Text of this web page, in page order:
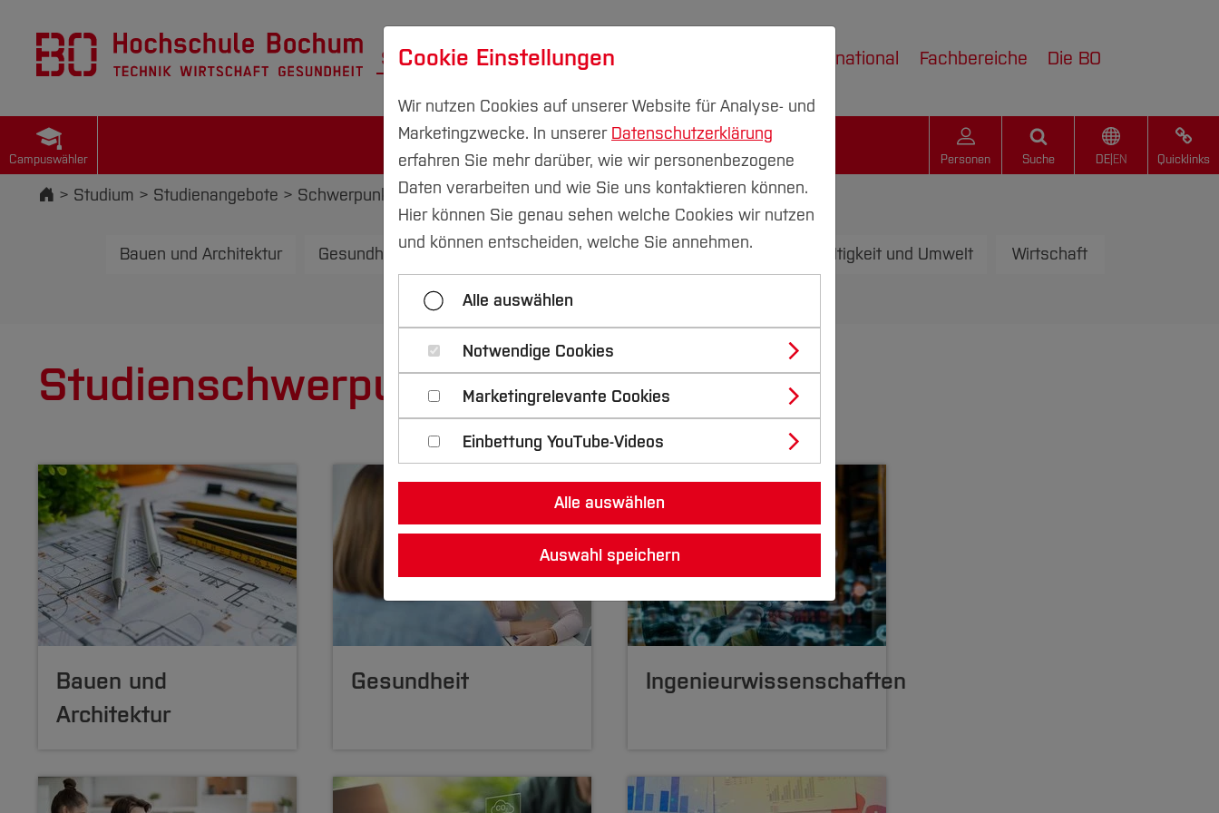
Studium Forschung & Transfer International Fachbereiche Die BO
Campuswähler Personen Suche DE| EN Quicklinks
Startseite
Studium Studienangebote Schwerpunkte
Bauen und Architektur Gesundheit Ingenieurwissenschaften Informatik Nachhaltigkeit und Umwelt Wirtschaft
Studienschwerpunkte
Bauen und
Architektur
Gesundheit Ingenieurwissenschaften
Cookie Einstellungen
Wir nutzen Cookies auf unserer Website für Analyse- und
Marketingzwecke. In unserer Datenschutzerklärung
erfahren Sie mehr darüber, wie wir personenbezogene
Daten verarbeiten und wie Sie uns kontaktieren können.
Hier können Sie genau sehen welche Cookies wir nutzen
und können entscheiden, welche Sie annehmen.
Alle auswählen
Notwendige Cookies
Marketingrelevante Cookies
Einbettung YouTube-Videos
Alle auswählen
Auswahl speichern